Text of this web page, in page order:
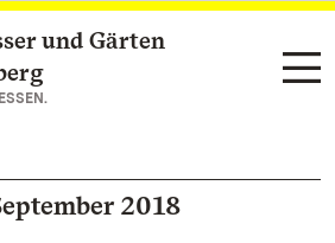
und Gärten
2018